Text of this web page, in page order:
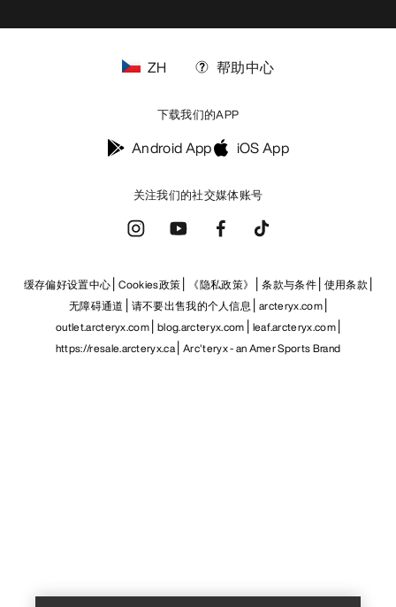
关注我们的社交媒体账号
ZH 帮助中心
下载我们的APP
Android App iOS App
缓存偏好设置中心 Cookies政策 《隐私政策》 条款与条件 使用条款
无障碍通道
请不要出售我的个人信息 arcteryx.com
outlet.arcteryx.com blog.arcteryx.com leaf.arcteryx.com
https://resale.arcteryx.ca Arc'teryx - an Amer Sports Brand